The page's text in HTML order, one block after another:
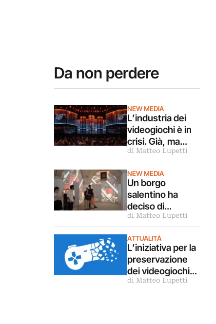
Da non perdere
NEW MEDIA
L’industria dei
videogiochi è in
crisi. Già, ma
perché?
di Matteo Lupetti
NEW MEDIA
Un borgo
salentino ha
deciso di
raccontarsi
attraverso un
videogioco.
Succede a
Sternatia
di Matteo Lupetti
ATTUALITÀ
L’iniziativa per la
preservazione
dei videogiochi
bocciata dalla
di Matteo Lupetti